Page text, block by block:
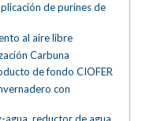
de purines de
al aire libre
Carbuna
de fondo CIOFER
con